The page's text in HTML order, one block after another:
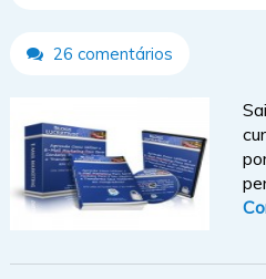
26 comentários